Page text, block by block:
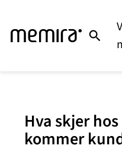
innhold
Hva skjer
kommer